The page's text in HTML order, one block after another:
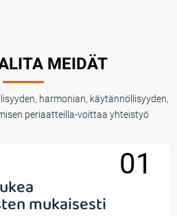
MEIDÄT
harmonian, käytännöllisyyden,
periaatteilla-voittaa yhteistyö
mukaisesti
01